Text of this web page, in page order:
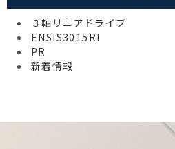
３軸リニアドライブ
ENSIS3015RI
PR
新着情報